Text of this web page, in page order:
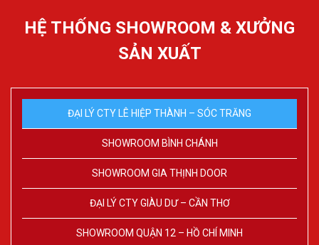
HỆ THỐNG SHOWROOM & XƯỞNG
SẢN XUẤT
ĐẠI LÝ CTY LÊ HIỆP THÀNH – SÓC TRĂNG
SHOWROOM BÌNH CHÁNH
SHOWROOM GIA THỊNH DOOR
ĐẠI LÝ CTY GIÀU DƯ – CẦN THƠ
SHOWROOM QUẬN 12 – HỒ CHÍ MINH